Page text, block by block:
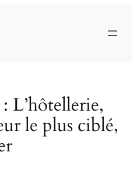
L’hôtellerie,
le plus ciblé,